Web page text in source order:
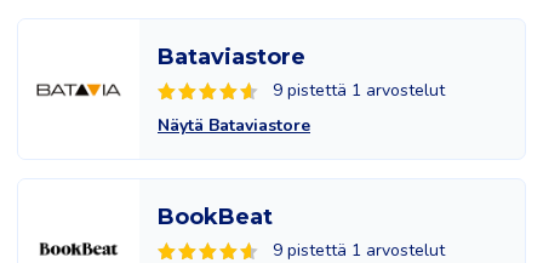
Bataviastore
9 pistettä 1 arvostelut
Näytä Bataviastore
BookBeat
9 pistettä 1 arvostelut